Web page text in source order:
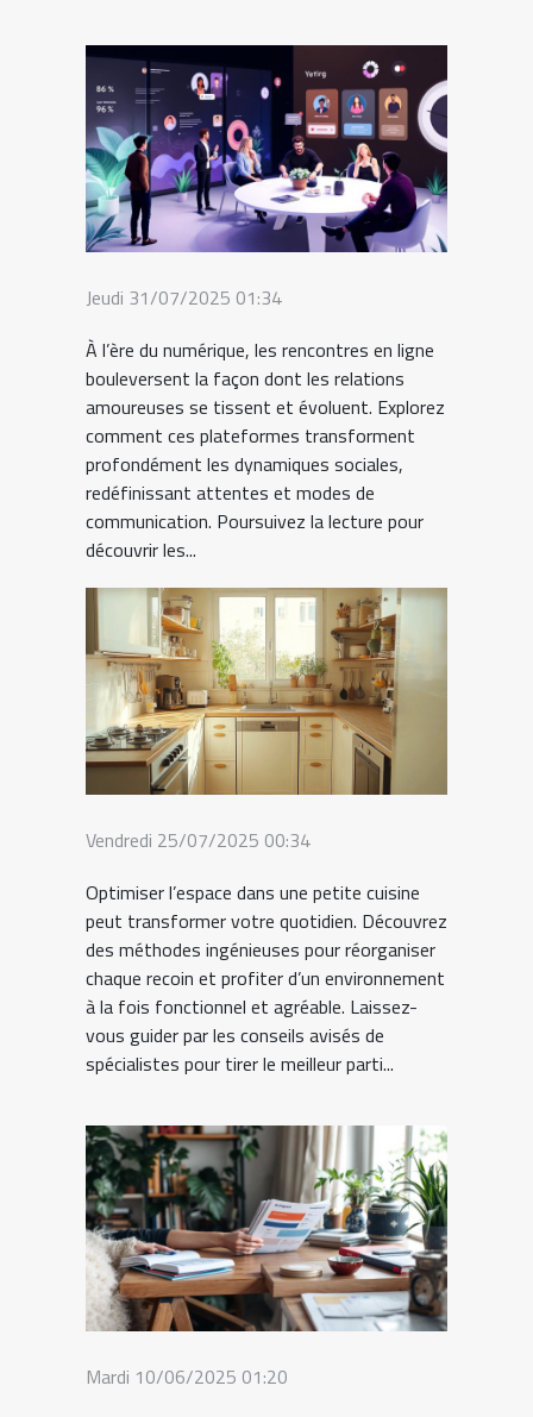
Jeudi 31/07/2025 01:34
À l’ère du numérique, les rencontres en ligne
bouleversent la façon dont les relations
amoureuses se tissent et évoluent. Explorez
comment ces plateformes transforment
profondément les dynamiques sociales,
redéfinissant attentes et modes de
communication. Poursuivez la lecture pour
découvrir les...
Vendredi 25/07/2025 00:34
Optimiser l’espace dans une petite cuisine
peut transformer votre quotidien. Découvrez
des méthodes ingénieuses pour réorganiser
chaque recoin et profiter d’un environnement
à la fois fonctionnel et agréable. Laissez-
vous guider par les conseils avisés de
spécialistes pour tirer le meilleur parti...
Mardi 10/06/2025 01:20